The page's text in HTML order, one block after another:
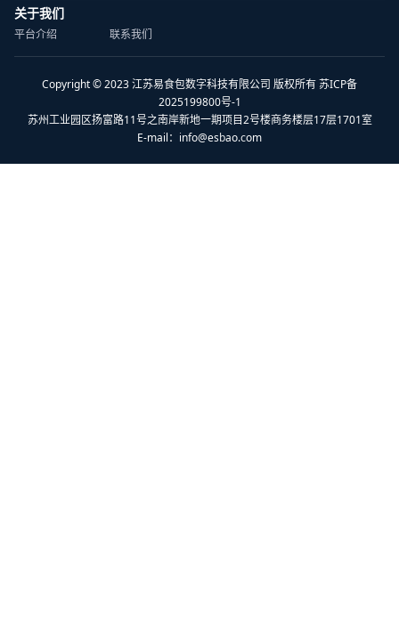
关于我们
平台介绍 联系我们
Copyright © 2023 江苏易食包数字科技有限公司 版权所有 苏ICP备
2025199800号-1
苏州工业园区扬富路11号之南岸新地一期项目2号楼商务楼层17层1701室
E-mail： info@esbao.com